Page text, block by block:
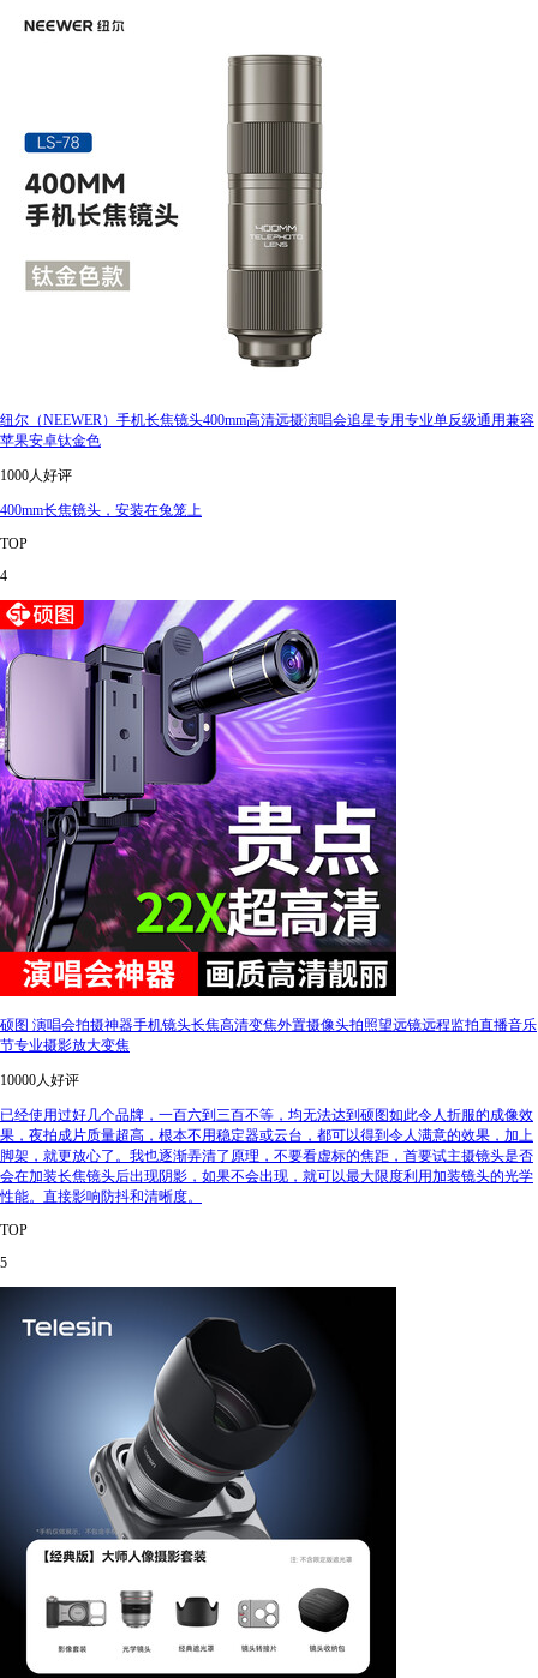
纽尔（NEEWER）手机长焦镜头400mm高清远摄演唱会追星专用专业单反级通用兼容
苹果安卓钛金色
1000人好评
400mm长焦镜头，安装在兔笼上
TOP
4
硕图 演唱会拍摄神器手机镜头长焦高清变焦外置摄像头拍照望远镜远程监拍直播音乐
节专业摄影放大变焦
10000人好评
已经使用过好几个品牌，一百六到三百不等，均无法达到硕图如此令人折服的成像效
果，夜拍成片质量超高，根本不用稳定器或云台，都可以得到令人满意的效果，加上
脚架，就更放心了。我也逐渐弄清了原理，不要看虚标的焦距，首要试主摄镜头是否
会在加装长焦镜头后出现阴影，如果不会出现，就可以最大限度利用加装镜头的光学
性能。直接影响防抖和清晰度。
TOP
5